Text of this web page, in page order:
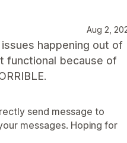
Aug 2,
happening out of
functional because of
send message to
messages. Hoping for